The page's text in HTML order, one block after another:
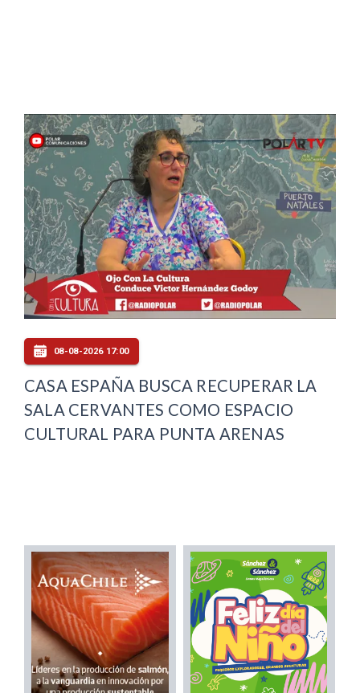
08-08-2026 17:00
CASA ESPAÑA BUSCA RECUPERAR LA
SALA CERVANTES COMO ESPACIO
CULTURAL PARA PUNTA ARENAS